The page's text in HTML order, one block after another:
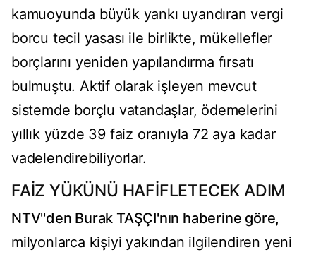
kamuoyunda büyük yankı uyandıran vergi
borcu tecil yasası ile birlikte, mükellefler
borçlarını yeniden yapılandırma fırsatı
bulmuştu. Aktif olarak işleyen mevcut
sistemde borçlu vatandaşlar, ödemelerini
yıllık yüzde 39 faiz oranıyla 72 aya kadar
vadelendirebiliyorlar.
FAİZ YÜKÜNÜ HAFİFLETECEK ADIM
NTV''den Burak TAŞÇI'nın haberine göre,
milyonlarca kişiyi yakından ilgilendiren yeni